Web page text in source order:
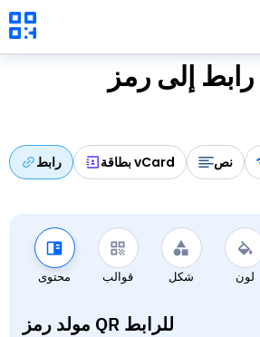
رابط بطاقة vCard نص
محتوى قوالب شكل لون
مولد رمز QR للرابط